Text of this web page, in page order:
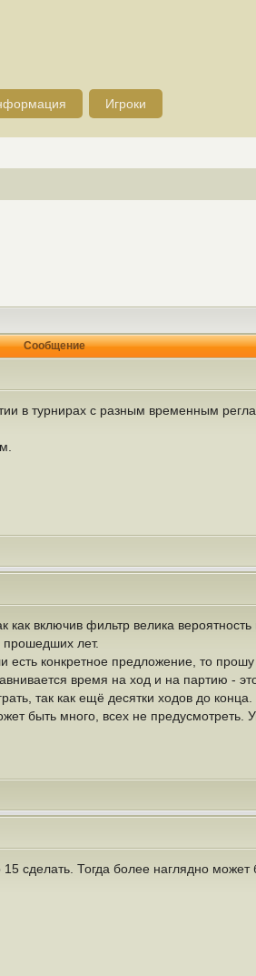
Игроки
Сообщение
в турнирах с разным временным
включив фильтр велика вероятность
прошедших лет.
конкретное предложение, то
время на ход и на партию -
так как ещё десятки ходов до
быть много, всех не предусмотреть.
сделать. Тогда более наглядно